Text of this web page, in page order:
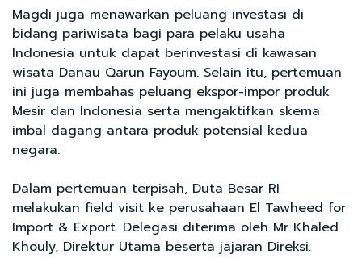
Magdi juga menawarkan peluang investasi di
bidang pariwisata bagi para pelaku usaha
Indonesia untuk dapat berinvestasi di kawasan
wisata Danau Qarun Fayoum. Selain itu, pertemuan
ini juga membahas peluang ekspor-impor produk
Mesir dan Indonesia serta mengaktifkan skema
imbal dagang antara produk potensial kedua
negara.
Dalam pertemuan terpisah, Duta Besar RI
melakukan field visit ke perusahaan El Tawheed for
Import & Export. Delegasi diterima oleh Mr Khaled
Khouly, Direktur Utama beserta jajaran Direksi.